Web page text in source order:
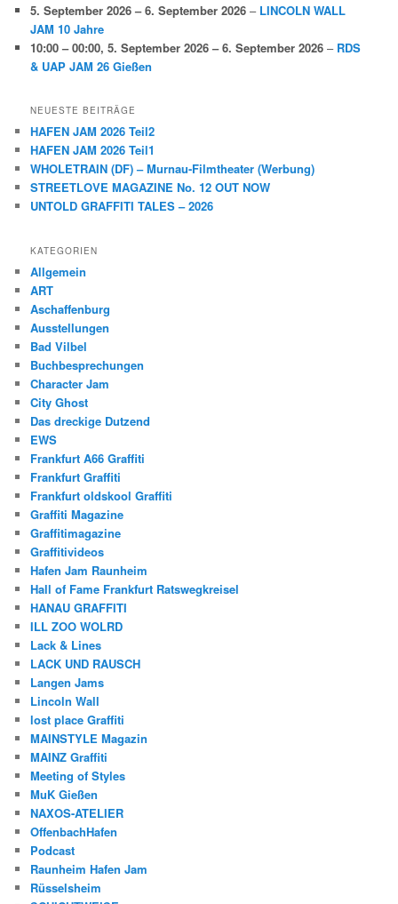
5. September 2026 – 6. September 2026 – LINCOLN WALL
JAM 10 Jahre
10:00 – 00:00,5. September 2026 – 6. September 2026 – RDS
& UAP JAM 26 Gießen
NEUESTE BEITRÄGE
HAFEN JAM 2026 Teil2
HAFEN JAM 2026 Teil1
WHOLETRAIN (DF) – Murnau-Filmtheater (Werbung)
STREETLOVE MAGAZINE No. 12 OUT NOW
UNTOLD GRAFFITI TALES – 2026
KATEGORIEN
Allgemein
ART
Aschaffenburg
Ausstellungen
Bad Vilbel
Buchbesprechungen
Character Jam
City Ghost
Das dreckige Dutzend
EWS
Frankfurt A66 Graffiti
Frankfurt Graffiti
Frankfurt oldskool Graffiti
Graffiti Magazine
Graffitimagazine
Graffitivideos
Hafen Jam Raunheim
Hall of Fame Frankfurt Ratswegkreisel
HANAU GRAFFITI
ILL ZOO WOLRD
Lack & Lines
LACK UND RAUSCH
Langen Jams
Lincoln Wall
lost place Graffiti
MAINSTYLE Magazin
MAINZ Graffiti
Meeting of Styles
MuK Gießen
NAXOS-ATELIER
OffenbachHafen
Podcast
Raunheim Hafen Jam
Rüsselsheim